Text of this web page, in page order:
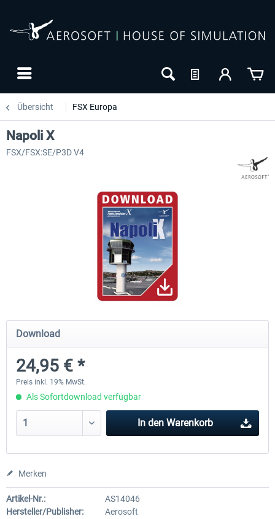
Übersicht FSX Europa
Mega Airport Frankfurt V2.0
29,95 € *
Mega Airport Berlin
Napoli X
FSX/FSX:SE/P3D V4
Download
24,95 € *
Preis inkl. 19% MwSt.
Als Sofortdownload verfügbar
In den Warenkorb
Merken
Artikel-Nr.:
AS14046
Hersteller/Publisher:
Aerosoft